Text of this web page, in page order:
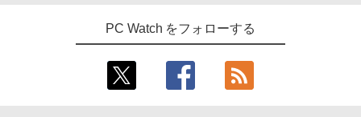
PC Watch をフォローする